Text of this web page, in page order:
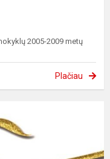
2005-2009 metų
Plačiau